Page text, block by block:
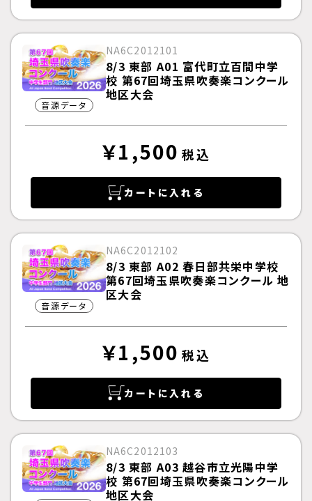
音源データ
NA6C2012101
8/3 東部 A01 富代町立百間中学
校 第67回埼玉県吹奏楽コンクール
地区大会
￥1,500 税込
カートに入れる
音源データ
NA6C2012102
8/3 東部 A02 春日部共栄中学校
第67回埼玉県吹奏楽コンクール 地
区大会
￥1,500 税込
カートに入れる
NA6C2012103
8/3 東部 A03 越谷市立光陽中学
校 第67回埼玉県吹奏楽コンクール
地区大会